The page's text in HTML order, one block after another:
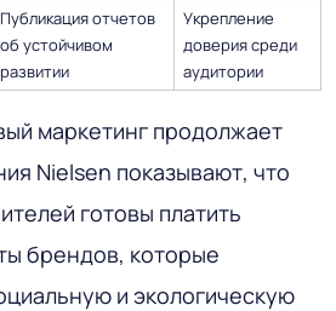
Публикация отчетов
об устойчивом
развитии
Укрепление
доверия среди
аудитории
маркетинг продолжает
Nielsen показывают, что
готовы платить
брендов, которые
и экологическую